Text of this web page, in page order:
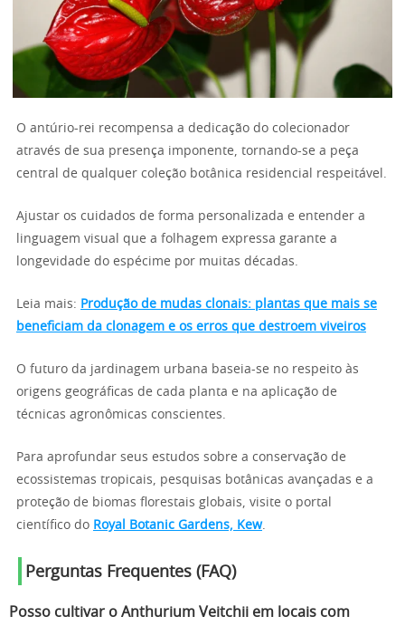
O antúrio-rei recompensa a dedicação do colecionador
através de sua presença imponente, tornando-se a peça
central de qualquer coleção botânica residencial respeitável.
Ajustar os cuidados de forma personalizada e entender a
linguagem visual que a folhagem expressa garante a
longevidade do espécime por muitas décadas.
Leia mais: Produção de mudas clonais: plantas que mais se
beneficiam da clonagem e os erros que destroem viveiros
O futuro da jardinagem urbana baseia-se no respeito às
origens geográficas de cada planta e na aplicação de
técnicas agronômicas conscientes.
Para aprofundar seus estudos sobre a conservação de
ecossistemas tropicais, pesquisas botânicas avançadas e a
proteção de biomas florestais globais, visite o portal
científico do Royal Botanic Gardens, Kew.
Perguntas Frequentes (FAQ)
Posso cultivar o Anthurium Veitchii em locais com